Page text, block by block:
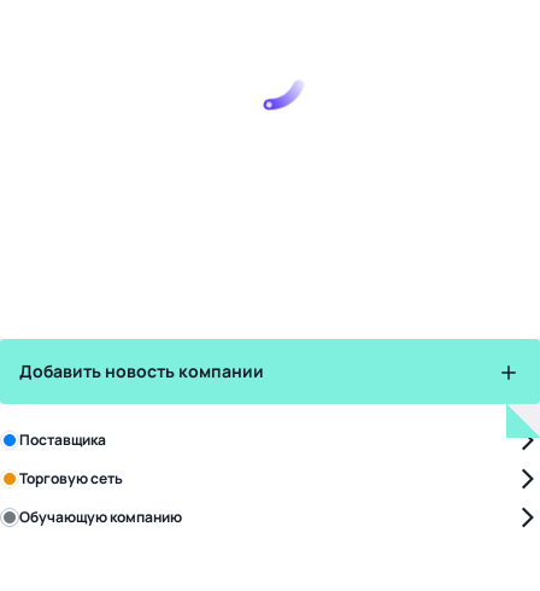
Добавить новость компании
Зарегистрируйте в бизнес-центре:
Поставщика
Торговую сеть
Обучающую компанию